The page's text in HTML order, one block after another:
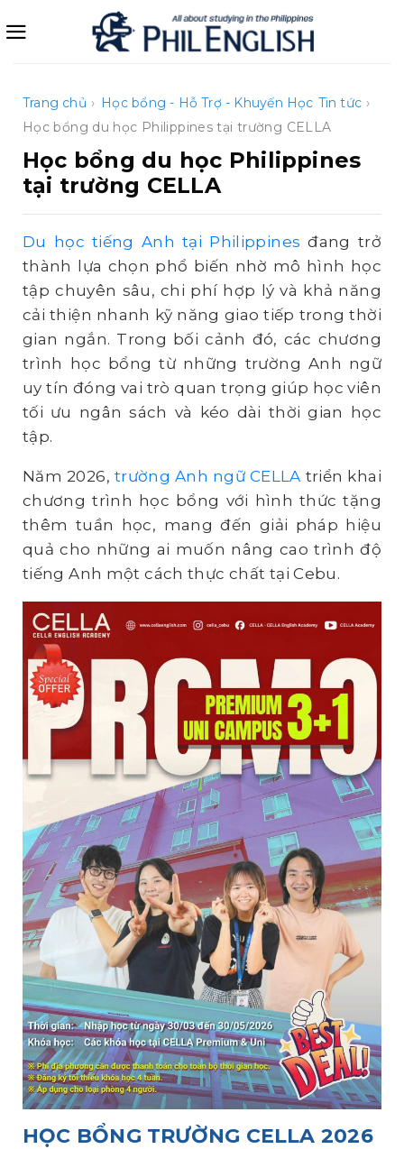
qua
Trang chủ › Học bổng - Hỗ Trợ - Khuyến Học Tin tức ›
Học bổng du học Philippines tại trường CELLA
Học bổng du học Philippines
tại trường CELLA
Du học tiếng Anh tại Philippines đang trở
thành lựa chọn phổ biến nhờ mô hình học
tập chuyên sâu, chi phí hợp lý và khả năng
cải thiện nhanh kỹ năng giao tiếp trong thời
gian ngắn. Trong bối cảnh đó, các chương
trình học bổng từ những trường Anh ngữ
uy tín đóng vai trò quan trọng giúp học viên
tối ưu ngân sách và kéo dài thời gian học
tập.
Năm 2026, trường Anh ngữ CELLA triển khai
chương trình học bổng với hình thức tặng
thêm tuần học, mang đến giải pháp hiệu
quả cho những ai muốn nâng cao trình độ
tiếng Anh một cách thực chất tại Cebu.
HỌC BỔNG TRƯỜNG CELLA 2026